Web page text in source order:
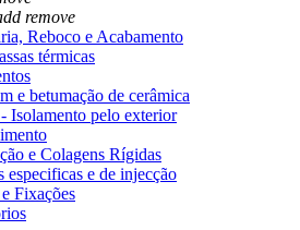
remove
Reboco e Acabamento
térmicas
e betumação de cerâmica
Isolamento pelo exterior
e Colagens Rígidas
especificas e de injecção
Fixações